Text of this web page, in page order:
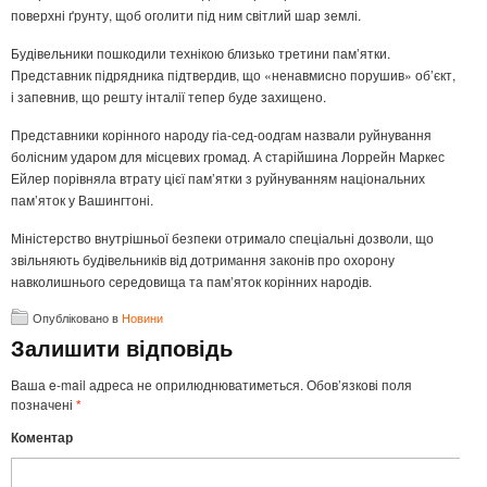
поверхні ґрунту, щоб оголити під ним світлий шар землі.
Будівельники пошкодили технікою близько третини пам’ятки.
Представник підрядника підтвердив, що «ненавмисно порушив» об’єкт,
і запевнив, що решту інталії тепер буде захищено.
Представники корінного народу гіа-сед-оодгам назвали руйнування
болісним ударом для місцевих громад. А старійшина Лоррейн Маркес
Ейлер порівняла втрату цієї пам’ятки з руйнуванням національних
пам’яток у Вашингтоні.
Міністерство внутрішньої безпеки отримало спеціальні дозволи, що
звільняють будівельників від дотримання законів про охорону
навколишнього середовища та пам’яток корінних народів.
Опубліковано вНовини
Залишити відповідь
Ваша e-mail адреса не оприлюднюватиметься. Обов’язкові поля
позначені *
Коментар